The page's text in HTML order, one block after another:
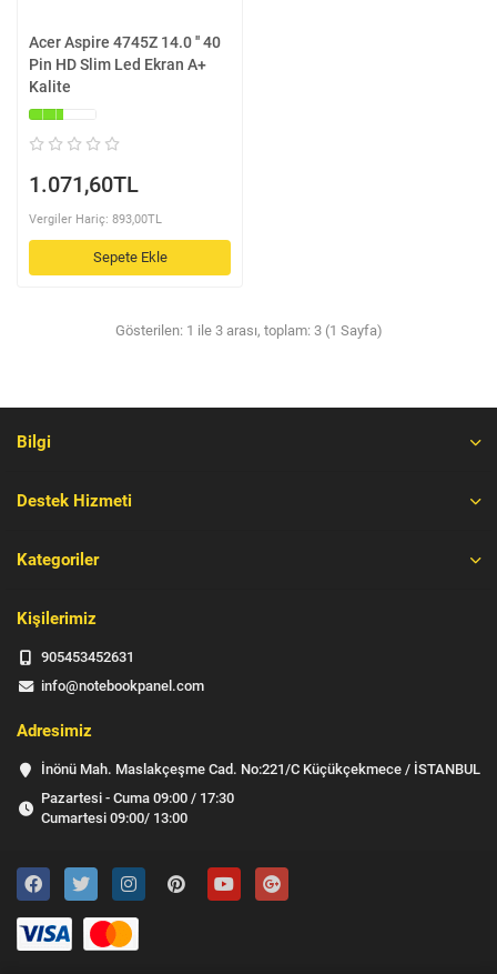
Acer Aspire 4745Z 14.0 '' 40
Pin HD Slim Led Ekran A+
Kalite
1.071,60TL
Vergiler Hariç: 893,00TL
Sepete Ekle
Gösterilen: 1 ile 3 arası, toplam: 3 (1 Sayfa)
Bilgi
Destek Hizmeti
Kategoriler
Kişilerimiz
905453452631
info@notebookpanel.com
Adresimiz
İnönü Mah. Maslakçeşme Cad. No:221/C Küçükçekmece / İSTANBUL
Pazartesi - Cuma 09:00 / 17:30
Cumartesi 09:00/ 13:00